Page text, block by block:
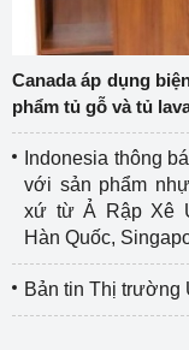
Canada áp dụng
phẩm tủ gỗ và tủ
Indonesia thông
với sản phẩm
xứ từ Ả Rập Xê
Hàn Quốc,
Bản tin Thị trường